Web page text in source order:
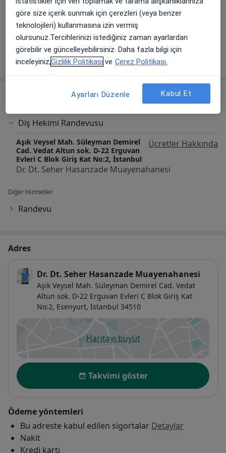
Galeriyi görüntüle (1)
Tümünü gösterdeneyim hakkında
Diş Hekimi Randevusu
Aşık Veysel Mah. Süleyman Demirel
Cad. Vedat Altun sok. D-22 Erguvan
Evleri C Blok Giriş Kat No:2, İstanbul
Ücretler Hakkında
Dr. Dt. Seher Hasanzade Muayenahanesi
Diğer Hizmetler
Randevu
Adres
Dr. Dt. Seher Hasanzade Muayenahanesi
Aşık Veysel Mah. Süleyman Demirel Cad. Vedat
Altun sok. D-22 Erguvan Evleri C Blok Giriş Kat
No:2, Esenyurt, İstanbul 34510
Haritayı büyütyeni bir sekmede açılır
Uygunluk
Takvimi göster
Ödeme yöntemleri
Bu adreste kabul edilen sigortalar Detaylar
Nakit
Kredi kartı
göre size içerik sunmak için çerezleri (veya benzer
teknolojileri) kullanmasına izin vermiş
olursunuz.Tercihlerinizi istediğiniz zaman ayarlardan
görebilir ve güncelleyebilirsiniz. Daha fazla bilgi için
inceleyiniz,Gizlilik Politikası ve Çerez Politikası.
Ayarları Düzenle Kabul Et